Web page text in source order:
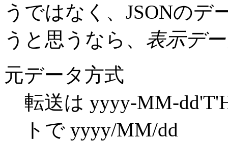
うではなく、JSONのデ
うと思うなら、 表示デ
元データ方式
転送は yyyy-MM-
トで yyyy/MM/dd